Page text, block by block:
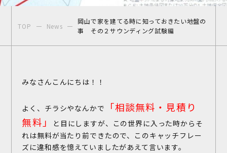
TOP News
岡山で家を建てる時に知っておきたい地盤の
事 その２サウンディング試験編
みなさんこんにちは！！
よく、チラシやなんかで
「相談無料・見積り
無料」
と目にしますが、この世界に入った時からそ
れは無料が当たり前できたので、このキャッチフレー
ズに違和感を憶えていましたがあえて言います。